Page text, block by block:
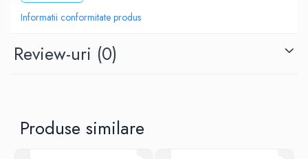
Consumatorii se conecteaza opriti, se porneste transformatorul si
Eventualele interventii asupra aparatului se fac doar de catre
Informatii conformitate produs
Review-uri (0)
Produse similare